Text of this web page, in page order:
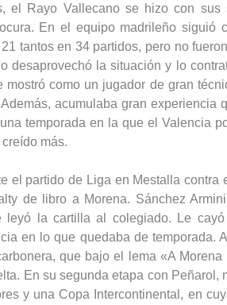
el Rayo Vallecano se hizo con
En el equipo madrileño siguió
tantos en 34 partidos, pero no
desaprovechó la situación y lo
mostró como un jugador de gran
acumulaba gran experiencia
temporada en la que el Valencia
más.
el partido de Liga en Mestalla
de libro a Morena. Sánchez
leyó la cartilla al colegiado. Le
en lo que quedaba de temporada.
que bajo el lema «A
En su segunda etapa con
y una Copa Intercontinental, en